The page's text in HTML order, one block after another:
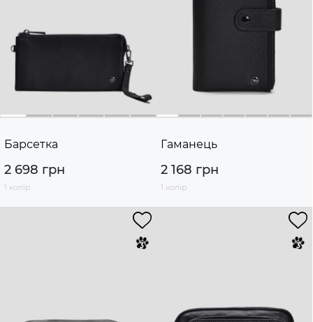
Барсетка
2 698 грн
1 колір
Гаманець
2 168 грн
1 колір